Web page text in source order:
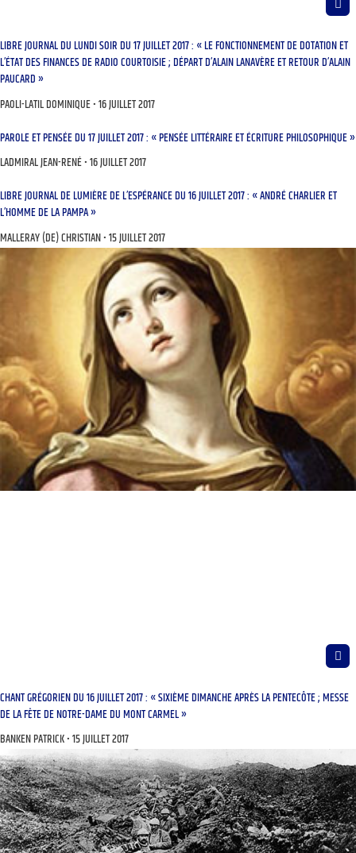
LIBRE JOURNAL DU LUNDI SOIR DU 17 JUILLET 2017 : « LE FONCTIONNEMENT DE DOTATION ET
L’ÉTAT DES FINANCES DE RADIO COURTOISIE ; DÉPART D’ALAIN LANAVÈRE ET RETOUR D’ALAIN
PAUCARD »
PAOLI-LATIL DOMINIQUE 16 JUILLET 2017
PAROLE ET PENSÉE DU 17 JUILLET 2017 : « PENSÉE LITTÉRAIRE ET ÉCRITURE PHILOSOPHIQUE »
LADMIRAL JEAN-RENÉ 16 JUILLET 2017
LIBRE JOURNAL DE LUMIÈRE DE L’ESPÉRANCE DU 16 JUILLET 2017 : « ANDRÉ CHARLIER ET
L’HOMME DE LA PAMPA »
MALLERAY (DE) CHRISTIAN 15 JUILLET 2017
CHANT GRÉGORIEN DU 16 JUILLET 2017 : « SIXIÈME DIMANCHE APRÈS LA PENTECÔTE ; MESSE
DE LA FÊTE DE NOTRE-DAME DU MONT CARMEL »
BANKEN PATRICK 15 JUILLET 2017